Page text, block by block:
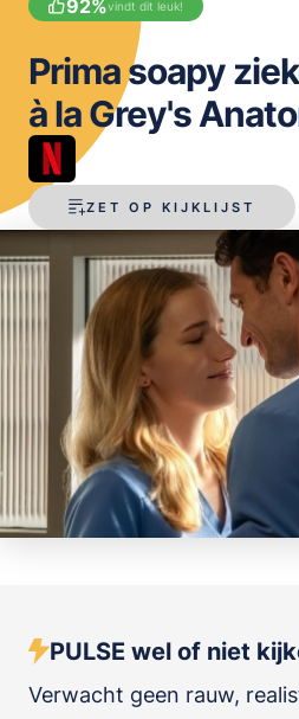
92%vindt dit leuk!
ZET OP KIJKLIJST
Prima soapy
à la Grey's
PULSE wel of niet
Verwacht geen rauw,